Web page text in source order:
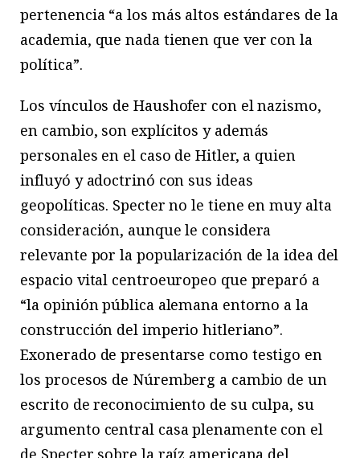
pertenencia “a los más altos estándares de la
academia, que nada tienen que ver con la
política”.
Los vínculos de Haushofer con el nazismo,
en cambio, son explícitos y además
personales en el caso de Hitler, a quien
influyó y adoctrinó con sus ideas
geopolíticas. Specter no le tiene en muy alta
consideración, aunque le considera
relevante por la popularización de la idea del
espacio vital centroeuropeo que preparó a
“la opinión pública alemana entorno a la
construcción del imperio hitleriano”.
Exonerado de presentarse como testigo en
los procesos de Núremberg a cambio de un
escrito de reconocimiento de su culpa, su
argumento central casa plenamente con el
de Specter sobre la raíz americana del